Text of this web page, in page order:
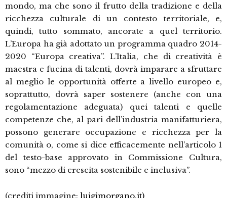
mondo, ma che sono il frutto della tradizione e della
ricchezza culturale di un contesto territoriale, e,
quindi, tutto sommato, ancorate a quel territorio.
L’Europa ha già adottato un programma quadro 2014-
2020 “Europa creativa”. L’Italia, che di creatività è
maestra e fucina di talenti, dovrà imparare a sfruttare
al meglio le opportunità offerte a livello europeo e,
soprattutto, dovrà saper sostenere (anche con una
regolamentazione adeguata) quei talenti e quelle
competenze che, al pari dell’industria manifatturiera,
possono generare occupazione e ricchezza per la
comunità o, come si dice efficacemente nell’articolo 1
del testo-base approvato in Commissione Cultura,
sono “mezzo di crescita sostenibile e inclusiva”.
(crediti immagine: luigimorgano.it)